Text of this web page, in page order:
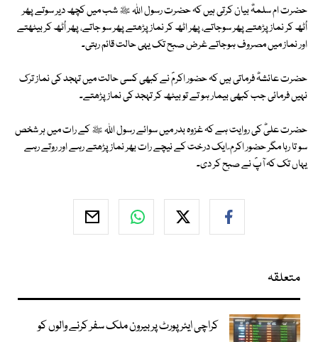
حضرت ام سلمہؓ بیان کرتی ہیں کہ حضرت رسول اللہ ﷺ شب میں کچھ دیر سوتے پھر
اُٹھ کر نماز پڑھتے پھر سوجاتے، پھر اٹھ کر نماز پڑھتے پھر سو جاتے، پھر اُٹھ کر بیٹھتے
اور نماز میں مصروف ہوجاتے غرض صبح تک یہی حالت قائم رہتی۔
حضرت عائشہؓ فرماتی ہیں کہ حضور اکرمؐ نے کبھی کسی حالت میں تہجد کی نماز ترک
نہیں فرمائی جب کبھی بیمار ہو تے تو بیٹھ کر تہجد کی نماز پڑھتے۔
حضرت علیؓ کی روایت ہے کہ غزوہ بدر میں سوائے رسول اللہ ﷺ کے رات میں ہر شخص
سو تا رہا مگر حضور اکرم ؐ ایک درخت کے نیچے رات بھر نماز پڑھتے رہے اور روتے رہے
یہاں تک کہ آپؐ نے صبح کر دی۔
متعلقہ
کراچی ایئرپورٹ پر بیرون ملک سفر کرنے والوں کو